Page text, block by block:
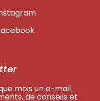
mois un e-mail
de conseils et